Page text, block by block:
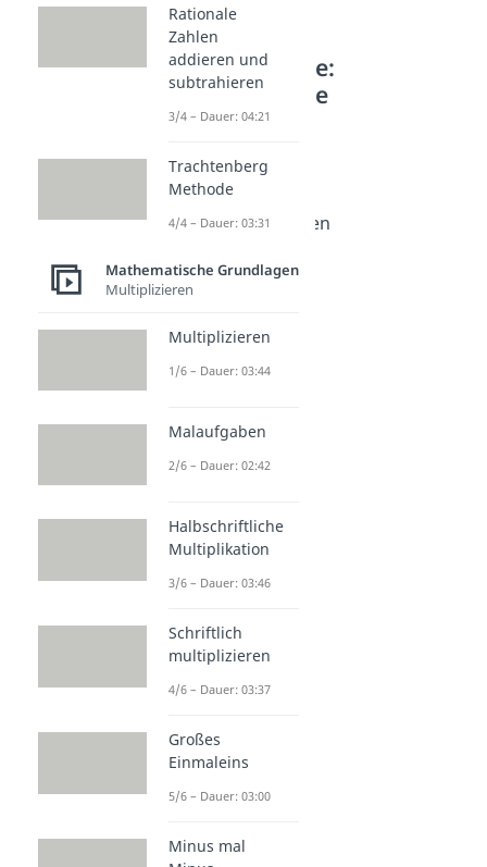
Weitere Inhalte:
Mathematische
Grundlagen
Kehrwert
Verhältnis berechnen
Bruch in Prozent
Dauer: 04:03
Rationale
Zahlen
addieren und
subtrahieren
3/4 – Dauer: 04:21
Trachtenberg
Methode
4/4 – Dauer: 03:31
Mathematische Grundlagen
Multiplizieren
Multiplizieren
1/6 – Dauer: 03:44
Malaufgaben
2/6 – Dauer: 02:42
Halbschriftliche
Multiplikation
3/6 – Dauer: 03:46
Schriftlich
multiplizieren
4/6 – Dauer: 03:37
Großes
Einmaleins
5/6 – Dauer: 03:00
Minus mal